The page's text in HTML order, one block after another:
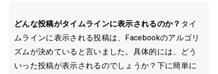
どんな投稿がタイムラインに表示されるのか？ タイ
ムラインに表示される投稿は、Facebookのアルゴリ
ズムが決めていると言いました。具体的には、どう
いった投稿が表示されるのでしょうか？下に簡単に